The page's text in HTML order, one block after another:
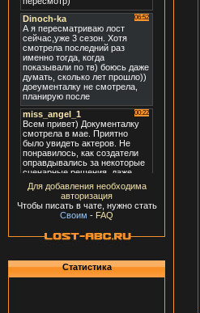
Для добавления необходима
авторизация
Чтобы писать в чате, нужно стать
Своим - FAQ
Статистика